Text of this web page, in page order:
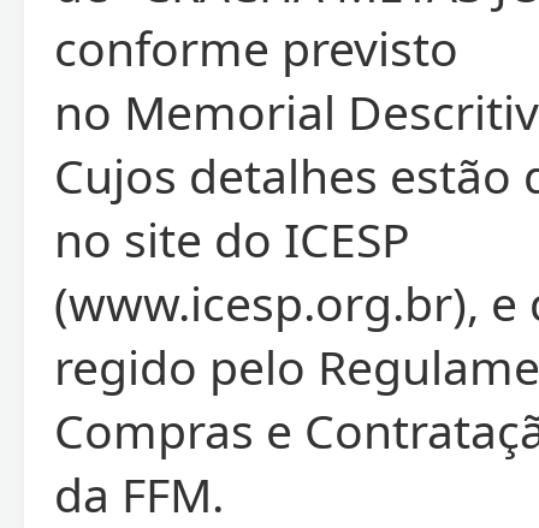
conforme previsto
no Memorial
Cujos detalhes estão
no site do ICESP
(www.icesp.org.br), e
regido pelo
Compras e
da FFM.